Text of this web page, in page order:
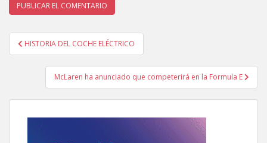
Navegación
de
entradas
HISTORIA DEL COCHE ELÉCTRICO
McLaren ha anunciado que competerirá en la Formula E